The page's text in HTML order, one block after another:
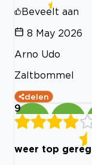
Beveelt aan
8 May 2026
Arno Udo
Zaltbommel
delen
9
weer top